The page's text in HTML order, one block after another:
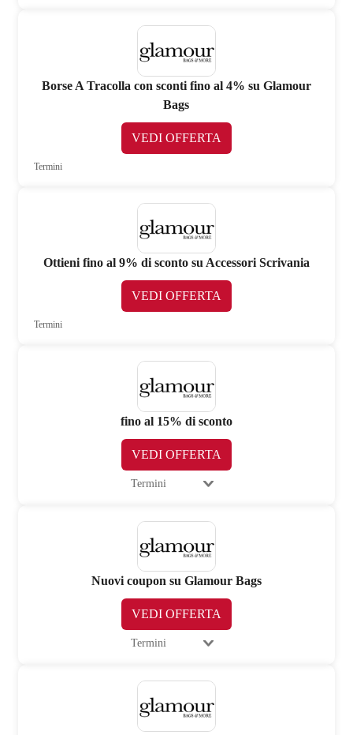
Borse A Tracolla con sconti fino al 4% su Glamour
Bags
VEDI OFFERTA
Termini
Ottieni fino al 9% di sconto su Accessori Scrivania
VEDI OFFERTA
Termini
fino al 15% di sconto
VEDI OFFERTA
Termini
Nuovi coupon su Glamour Bags
VEDI OFFERTA
Termini